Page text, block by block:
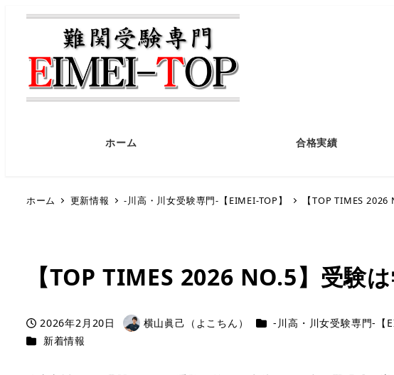
ホーム 合格実績
ホーム 更新情報 -川高・川女受験専門-【EIMEI-TOP】 【TOP TIMES
【TOP TIMES 2026 NO.5】受験
投稿日
2026年2月20日
著
横山眞己（よこちん） カテゴリー
-川高・川女受験専門-【
カテゴリー
新着情報